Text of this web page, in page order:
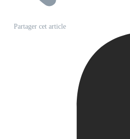
Partager cet article